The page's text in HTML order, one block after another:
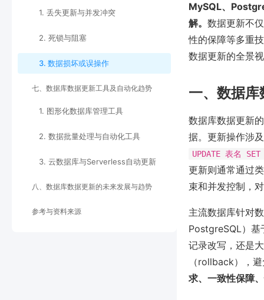
1. 丢失更新与并发冲突
2. 死锁与阻塞
3. 数据损坏或误操作
七、数据库数据更新工具及自动化趋势
1. 图形化数据库管理工具
2. 数据批量处理与自动化工具
3. 云数据库与Serverless自动更新
八、数据库数据更新的未来发展与趋势
参考与资料来源
MySQL、
解。 数据更新不
性的保障等多重
数据更新的全景
一、数据
数据库数据更新
据。更新操作涉
UPDATE 表名
更新则通常通过
束和并发控制，
主流数据库针对
PostgreSQL）基
记录改写，还是
（rollback），
求、一致性保障